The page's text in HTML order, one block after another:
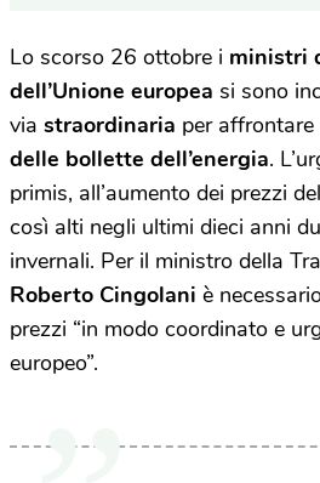
Lo scorso 26 ottobre i ministri
dell’Unione europea si sono
via straordinaria per affrontare
delle bollette dell’energia.
primis, all’aumento dei prezzi
così alti negli ultimi dieci anni
invernali. Per il ministro della
Roberto Cingolani è
prezzi “in modo coordinato e
europeo”.